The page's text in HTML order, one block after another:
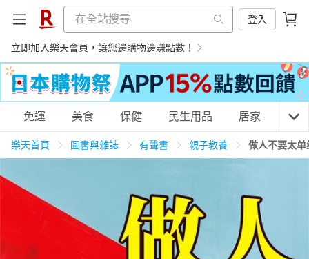
登入
立即加入樂天會員，讓您邊購物邊賺點數！
購物網分類
天天免運
3C家電 運動休閒 親子玩具
免運 美食 保健 民生用品 居家 3C
樂天首頁 圖書與雜誌 有聲書 親子教養 做人不要太